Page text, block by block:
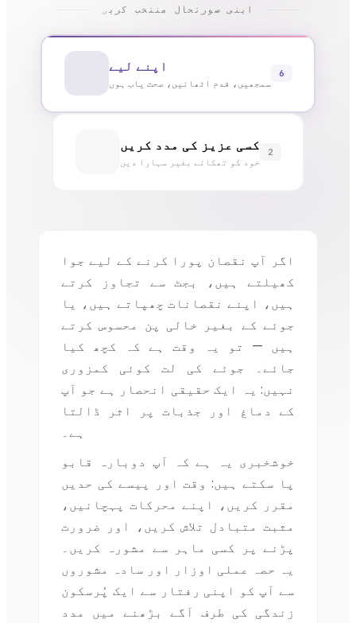
اپنی صورتحال منتخب کریں
اپنے لیے
سمجھیں، قدم اٹھائیں، صحت یاب ہوں
6
کسی عزیز کی مدد کریں
خود کو تھکائے بغیر سہارا دیں
2
اگر آپ نقصان پورا کرنے کے لیے جوا
کھیلتے ہیں، بجٹ سے تجاوز کرتے
ہیں، اپنے نقصانات چھپاتے ہیں، یا
جوئے کے بغیر خالی پن محسوس کرتے
ہیں — تو یہ وقت ہے کہ کچھ کیا
جائے۔ جوئے کی لت کوئی کمزوری
نہیں: یہ ایک حقیقی انحصار ہے جو آپ
کے دماغ اور جذبات پر اثر ڈالتا
ہے۔
خوشخبری یہ ہے کہ آپ دوبارہ قابو
پا سکتے ہیں: وقت اور پیسے کی حدیں
مقرر کریں، اپنے محرکات پہچانیں،
مثبت متبادل تلاش کریں، اور ضرورت
پڑنے پر کسی ماہر سے مشورہ کریں۔
یہ حصہ عملی اوزار اور سادہ مشوروں
سے آپ کو اپنی رفتار سے ایک پُرسکون
زندگی کی طرف آگے بڑھنے میں مدد